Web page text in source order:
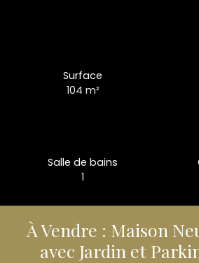
Surface
104 m²
Salle de bains
1
À Vendre : Maison
avec Jardin et